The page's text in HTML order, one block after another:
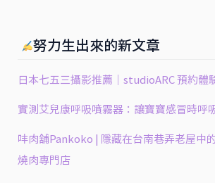
努力生出來的新文章
日本七五三攝影推薦｜studioARC 預約體
實測艾兒康呼吸噴霧器：讓寶寶感冒時呼
㕩肉舖Pankoko | 隱藏在台南巷弄老屋中
燒肉專門店